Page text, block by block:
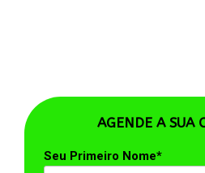
AGENDE A SUA
Seu Primeiro Nome*